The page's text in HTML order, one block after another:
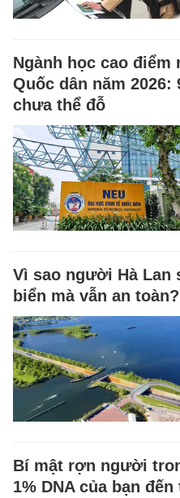
Ngành học cao điểm
Quốc dân năm 2026:
chưa thể đỗ
Vì sao người Hà
biển mà vẫn an toàn?
Bí mật rợn người
1% DNA của bạn